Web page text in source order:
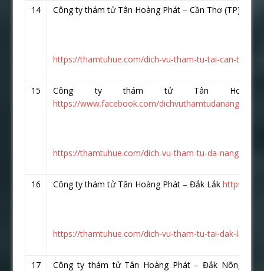
14 Công ty thám tử Tân Hoàng Phát – Cần Thơ (TP)
https://thamtuhue.com/dich-vu-tham-tu-tai-can-tho-
15
Công ty thám tử Tân
https://www.facebook.com/dichvuthamtudanang.vn/
https://thamtuhue.com/dich-vu-tham-tu-da-nang-uy-
16 Công ty thám tử Tân Hoàng Phát – Đắk Lắkhttps://
https://thamtuhue.com/dich-vu-tham-tu-tai-dak-
17 Công ty thám tử Tân Hoàng Phát – Đắk Nông :